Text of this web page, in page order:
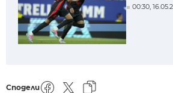
00:30,
Сподели